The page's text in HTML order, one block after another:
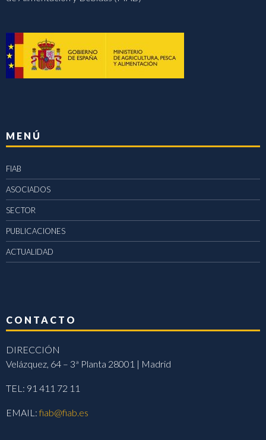
MENÚ
FIAB
ASOCIADOS
SECTOR
PUBLICACIONES
ACTUALIDAD
CONTACTO
DIRECCIÓN
Velázquez, 64 – 3ª Planta 28001 | Madrid
TEL: 91 411 72 11
EMAIL:fiab@fiab.es